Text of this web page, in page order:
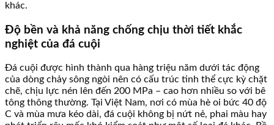
khác.
Độ bền và khả năng chống chịu thời tiết khắc
nghiệt của đá cuội
Đá cuội được hình thành qua hàng triệu năm dưới tác động
của dòng chảy sông ngòi nên có cấu trúc tinh thể cực kỳ chặt
chẽ, chịu lực nén lên đến 200 MPa – cao hơn nhiều so với bê
tông thông thường. Tại Việt Nam, nơi có mùa hè oi bức 40 độ
C và mùa mưa kéo dài, đá cuội không bị nứt nẻ, phai màu hay